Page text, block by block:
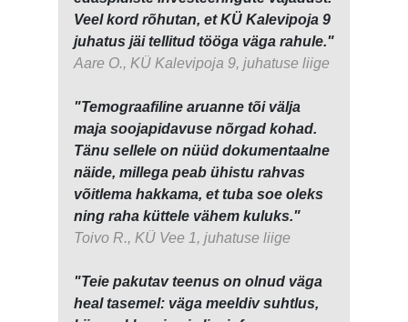
Veel kord rõhutan, et KÜ Kalevipoja 9
juhatus jäi tellitud tööga väga rahule."
Aare O., KÜ Kalevipoja 9, juhatuse liige
"Temograafiline aruanne tõi välja
maja soojapidavuse nõrgad kohad.
Tänu sellele on nüüd dokumentaalne
näide, millega peab ühistu rahvas
võitlema hakkama, et tuba soe oleks
ning raha küttele vähem kuluks."
Toivo R., KÜ Vee 1, juhatuse liige
"Teie pakutav teenus on olnud väga
heal tasemel: väga meeldiv suhtlus,